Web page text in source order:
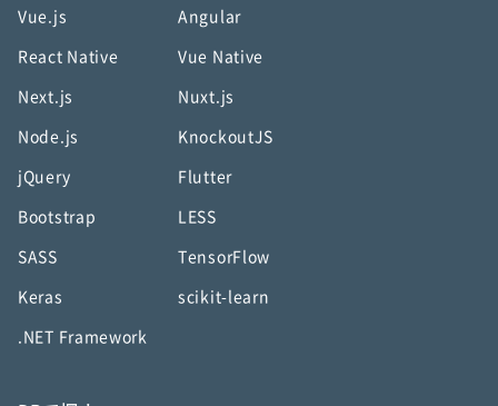
Vue.js Angular
React Native Vue Native
Next.js Nuxt.js
Node.js KnockoutJS
jQuery Flutter
Bootstrap LESS
SASS TensorFlow
Keras scikit-learn
.NET Framework